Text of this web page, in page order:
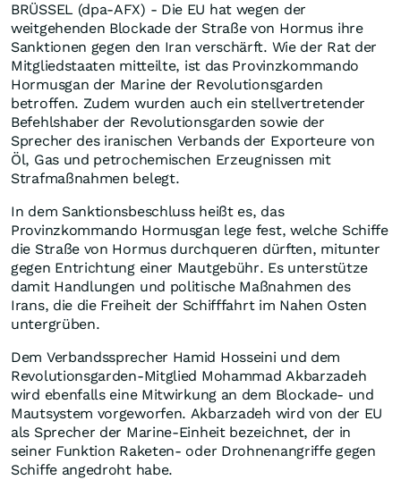
BRÜSSEL (dpa-AFX) - Die EU hat wegen der
weitgehenden Blockade der Straße von Hormus ihre
Sanktionen gegen den Iran verschärft. Wie der Rat der
Mitgliedstaaten mitteilte, ist das Provinzkommando
Hormusgan der Marine der Revolutionsgarden
betroffen. Zudem wurden auch ein stellvertretender
Befehlshaber der Revolutionsgarden sowie der
Sprecher des iranischen Verbands der Exporteure von
Öl, Gas und petrochemischen Erzeugnissen mit
Strafmaßnahmen belegt.
In dem Sanktionsbeschluss heißt es, das
Provinzkommando Hormusgan lege fest, welche Schiffe
die Straße von Hormus durchqueren dürften, mitunter
gegen Entrichtung einer Mautgebühr. Es unterstütze
damit Handlungen und politische Maßnahmen des
Irans, die die Freiheit der Schifffahrt im Nahen Osten
untergrüben.
Dem Verbandssprecher Hamid Hosseini und dem
Revolutionsgarden-Mitglied Mohammad Akbarzadeh
wird ebenfalls eine Mitwirkung an dem Blockade- und
Mautsystem vorgeworfen. Akbarzadeh wird von der EU
als Sprecher der Marine-Einheit bezeichnet, der in
seiner Funktion Raketen- oder Drohnenangriffe gegen
Schiffe angedroht habe.